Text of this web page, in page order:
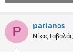
P parianos
Νίκος Γαβαλάς